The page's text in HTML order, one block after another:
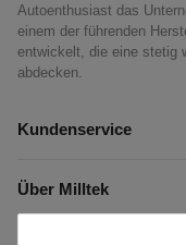
Autoenthusiast das
einem der führenden
entwickelt, die eine stetig
abdecken.
Kundenservice
Über Milltek